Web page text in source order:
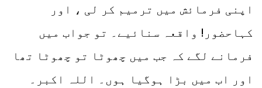
اپنی فرمائش میں ترمیم کر لی ، اور
کہاحضور! واقعہ سنائیے۔ تو جواب میں
فرمانے لگے کہ جب میں چھوٹا تو چھوٹا تھا
اور اب میں بڑا ہوگیا ہوں۔ اللہ اکبر۔